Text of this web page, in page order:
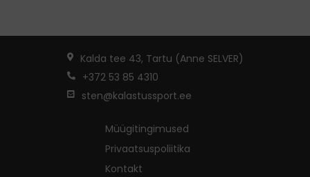
Kalda tee 43, Tartu (Anne SELVER)
+372 53 85 4310
sten@kalastussport.ee
Müügitingimused
Privaatsuspoliitika
Kontakt